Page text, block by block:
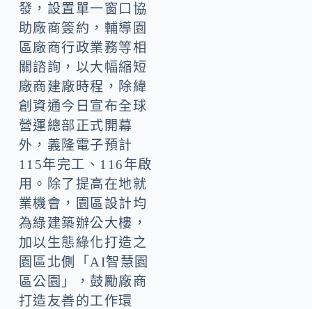
發，設置單一窗口協
助廠商簽約，輔導園
區廠商行政業務等相
關諮詢，以大幅縮短
廠商建廠時程，除緯
創資通今日宣布全球
營運總部正式開幕
外，義隆電子預計
115年完工、116年啟
用。除了提高在地就
業機會，園區設計均
為綠建築辦公大樓，
加以生態綠化打造之
園區北側「AI智慧園
區公園」，鼓勵廠商
打造友善的工作環